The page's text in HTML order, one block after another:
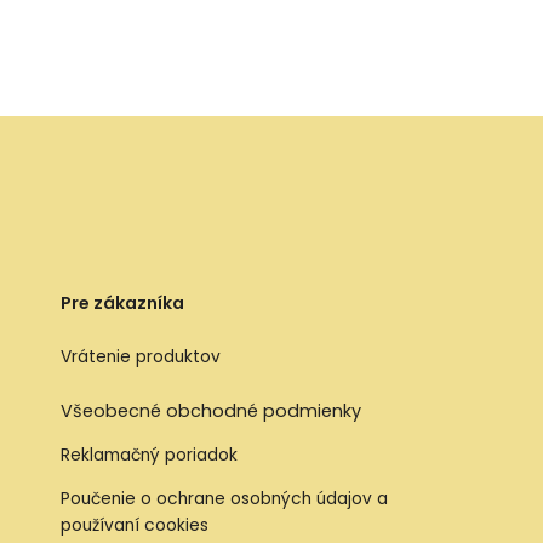
Pre zákazníka
Vrátenie produktov
Všeobecné obchodné podmienky
Reklamačný poriadok
Poučenie o ochrane osobných údajov a
používaní cookies